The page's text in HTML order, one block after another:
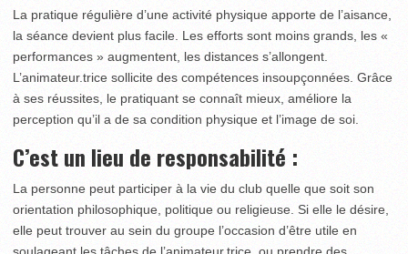
La pratique régulière d’une activité physique apporte de l’aisance,
la séance devient plus facile. Les efforts sont moins grands, les «
performances » augmentent, les distances s’allongent.
L’animateur.trice sollicite des compétences insoupçonnées. Grâce
à ses réussites, le pratiquant se connaît mieux, améliore la
perception qu’il a de sa condition physique et l’image de soi.
C’est un lieu de responsabilité :
La personne peut participer à la vie du club quelle que soit son
orientation philosophique, politique ou religieuse. Si elle le désire,
elle peut trouver au sein du groupe l’occasion d’être utile en